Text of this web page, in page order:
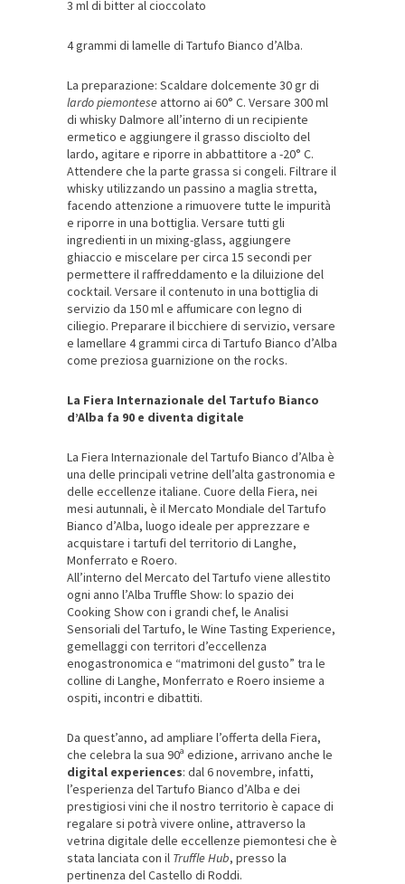
3 ml di bitter al cioccolato
4 grammi di lamelle di Tartufo Bianco d’Alba.
La preparazione: Scaldare dolcemente 30 gr di
lardo piemontese attorno ai 60° C. Versare 300 ml
di whisky Dalmore all’interno di un recipiente
ermetico e aggiungere il grasso disciolto del
lardo, agitare e riporre in abbattitore a -20° C.
Attendere che la parte grassa si congeli. Filtrare il
whisky utilizzando un passino a maglia stretta,
facendo attenzione a rimuovere tutte le impurità
e riporre in una bottiglia. Versare tutti gli
ingredienti in un mixing-glass, aggiungere
ghiaccio e miscelare per circa 15 secondi per
permettere il raffreddamento e la diluizione del
cocktail. Versare il contenuto in una bottiglia di
servizio da 150 ml e affumicare con legno di
ciliegio. Preparare il bicchiere di servizio, versare
e lamellare 4 grammi circa di Tartufo Bianco d’Alba
come preziosa guarnizione on the rocks.
La Fiera Internazionale del Tartufo Bianco
d’Alba fa 90 e diventa digitale
La Fiera Internazionale del Tartufo Bianco d’Alba è
una delle principali vetrine dell’alta gastronomia e
delle eccellenze italiane. Cuore della Fiera, nei
mesi autunnali, è il Mercato Mondiale del Tartufo
Bianco d’Alba, luogo ideale per apprezzare e
acquistare i tartufi del territorio di Langhe,
Monferrato e Roero.
All’interno del Mercato del Tartufo viene allestito
ogni anno l’Alba Truffle Show: lo spazio dei
Cooking Show con i grandi chef, le Analisi
Sensoriali del Tartufo, le Wine Tasting Experience,
gemellaggi con territori d’eccellenza
enogastronomica e “matrimoni del gusto” tra le
colline di Langhe, Monferrato e Roero insieme a
ospiti, incontri e dibattiti.
Da quest’anno, ad ampliare l’offerta della Fiera,
che celebra la sua 90ª edizione, arrivano anche le
digital experiences: dal 6 novembre, infatti,
l’esperienza del Tartufo Bianco d’Alba e dei
prestigiosi vini che il nostro territorio è capace di
regalare si potrà vivere online, attraverso la
vetrina digitale delle eccellenze piemontesi che è
stata lanciata con il Truffle Hub, presso la
pertinenza del Castello di Roddi.